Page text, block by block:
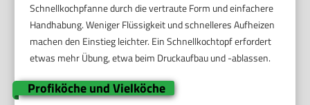
Schnellkochpfanne durch die vertraute Form und einfachere
Handhabung. Weniger Flüssigkeit und schnelleres Aufheizen
machen den Einstieg leichter. Ein Schnellkochtopf erfordert
etwas mehr Übung, etwa beim Druckaufbau und -ablassen.
Profiköche und Vielköche